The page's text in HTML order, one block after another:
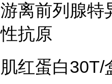
游离前列腺特
性抗原
肌红蛋白30T/